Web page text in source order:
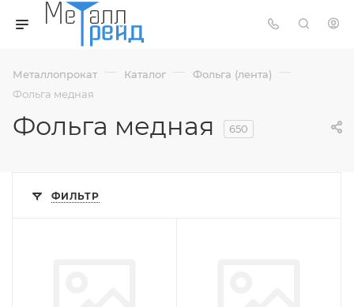
Металлопрокат — Каталог — Фольга (лента) —
Фольга медная
Фольга медная 650
ФИЛЬТР